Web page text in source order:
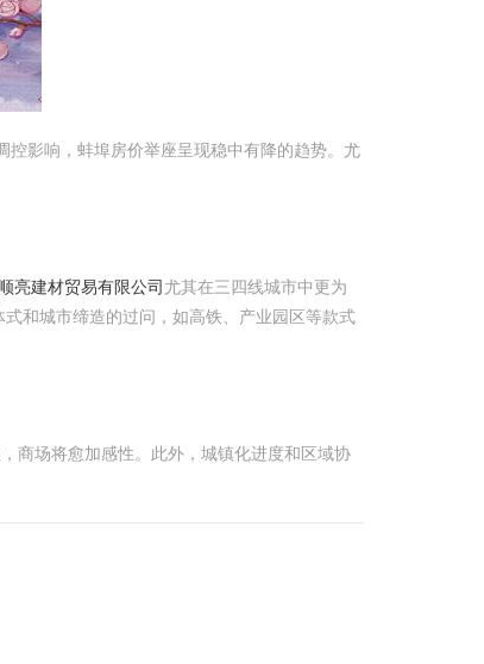
影响，蚌埠房价举座呈现稳中有降的趋势。尤
亮建材贸易有限公司 尤其在三四线城市中更为
和城市缔造的过问，如高铁、产业园区等款式
商场将愈加感性。此外，城镇化进度和区域协